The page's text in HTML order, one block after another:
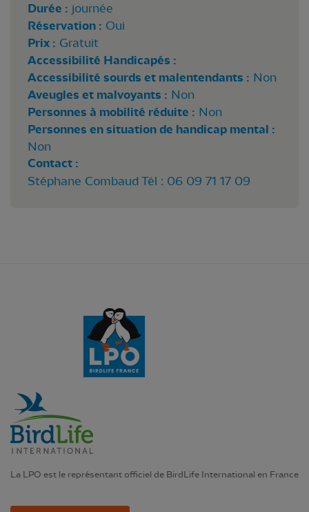
Durée : journée
Réservation : Oui
Prix : Gratuit
Accessibilité Handicapés :
Accessibilité sourds et malentendants : Non
Aveugles et malvoyants : Non
Personnes à mobilité réduite : Non
Personnes en situation de handicap mental :
Non
Contact :
Stéphane Combaud Tél : 06 09 71 17 09
La LPO est le représentant officiel de BirdLife International en France